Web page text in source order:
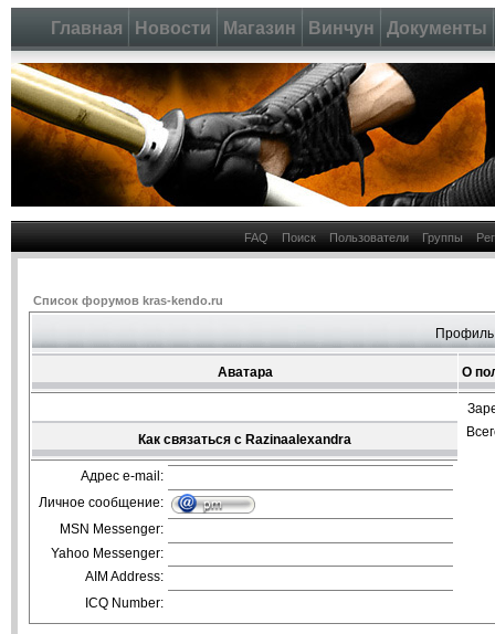
Главная Новости Магазин Винчун Документы
FAQ Поиск Пользователи Группы
Список форумов kras-kendo.ru
Профиль
Аватара О
Как связаться с Razinaalexandra
Адрес e-mail:
Личное сообщение:
MSN Messenger:
Yahoo Messenger:
AIM Address:
ICQ Number: